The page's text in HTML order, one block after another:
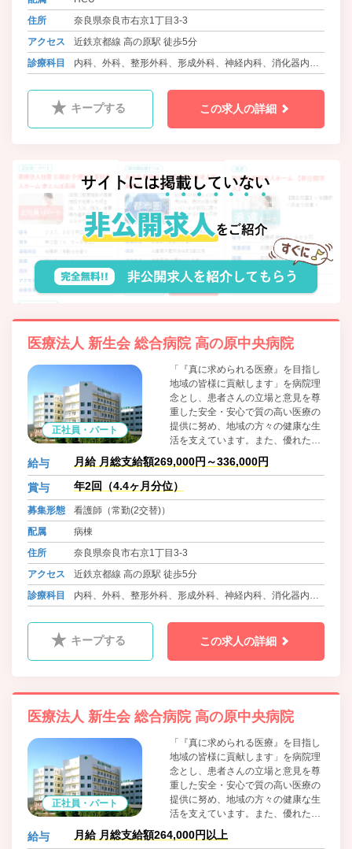
住所
奈良県奈良市右京1丁目3-3
アクセス
近鉄京都線 高の原駅 徒歩5分
診療科目
内科、外科、整形外科、形成外科、神経内科、消化器内
鼻咽喉科、産婦人科、ﾘﾊﾋﾞﾘﾃｰｼｮﾝ科、脳神経内科、麻酔
キープする この求人の詳細
医療法人 新生会 総合病院 高の原中央病院
正社員・パート
「『真に求められる医療』を目指し
地域の皆様に貢献します」を病院理
念とし、患者さんの立場と意見を尊
重した安全・安心で質の高い医療の
提供に努め、地域の方々の健康な生
活を支えています。また、優れた医
療人の育成やスタッフの方がいきい
きと働ける職場環境づくりにも尽力
しています。
給与 月給 月総支給額269,000円～336,000円
賞与 年2回（4.4ヶ月分位）
募集形態
看護師（常勤(2交替)）
配属
病棟
住所
奈良県奈良市右京1丁目3-3
アクセス
近鉄京都線 高の原駅 徒歩5分
診療科目
内科、外科、整形外科、形成外科、神経内科、消化器内
鼻咽喉科、産婦人科、ﾘﾊﾋﾞﾘﾃｰｼｮﾝ科、脳神経内科、麻酔
キープする この求人の詳細
医療法人 新生会 総合病院 高の原中央病院
正社員・パート
「『真に求められる医療』を目指し
地域の皆様に貢献します」を病院理
念とし、患者さんの立場と意見を尊
重した安全・安心で質の高い医療の
提供に努め、地域の方々の健康な生
活を支えています。また、優れた医
療人の育成やスタッフの方がいきい
きと働ける職場環境づくりにも尽力
給与 月給 月総支給額264,000円以上